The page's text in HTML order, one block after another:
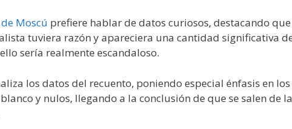
Moscú prefiere hablar de datos curiosos, destacando
tuviera razón y apareciera una cantidad significativa
sería realmente escandaloso.
los datos del recuento, poniendo especial énfasis en
y nulos, llegando a la conclusión de que se salen de